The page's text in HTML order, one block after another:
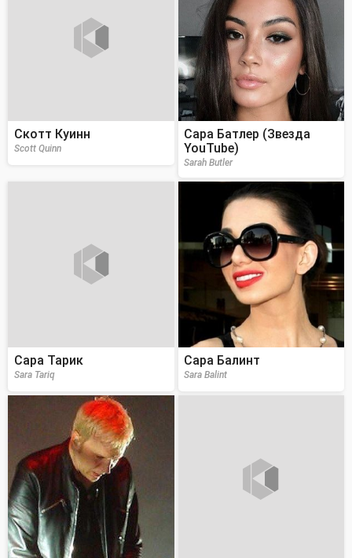
Скотт Куинн
Scott Quinn
Сара Батлер (Звезда
YouTube)
Sarah Butler
Сара Тарик
Sara Tariq
Сара Балинт
Sara Balint